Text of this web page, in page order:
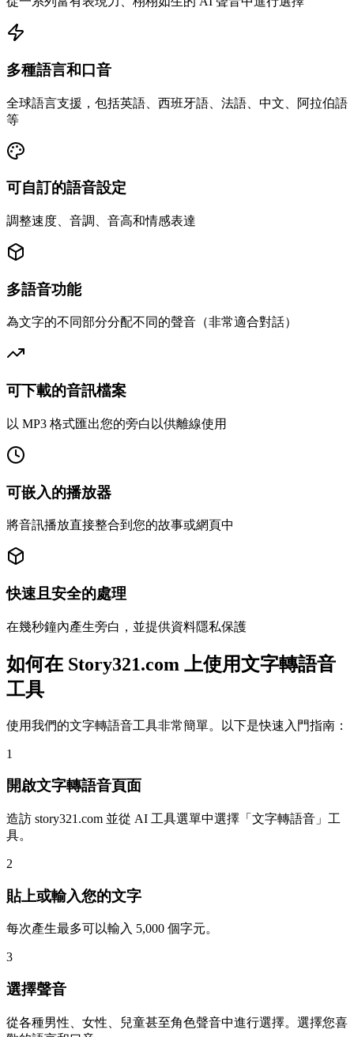
多種語言和口音
全球語言支援，包括英語、西班牙語、法語、中文、阿拉伯語
等
可自訂的語音設定
調整速度、音調、音高和情感表達
多語音功能
為文字的不同部分分配不同的聲音（非常適合對話）
可下載的音訊檔案
以 MP3 格式匯出您的旁白以供離線使用
可嵌入的播放器
將音訊播放直接整合到您的故事或網頁中
快速且安全的處理
在幾秒鐘內產生旁白，並提供資料隱私保護
如何在 Story321.com 上使用文字轉語音
工具
使用我們的文字轉語音工具非常簡單。以下是快速入門指南：
1
開啟文字轉語音頁面
造訪 story321.com 並從 AI 工具選單中選擇「文字轉語音」工
具。
2
貼上或輸入您的文字
每次產生最多可以輸入 5,000 個字元。
3
選擇聲音
從各種男性、女性、兒童甚至角色聲音中進行選擇。選擇您喜